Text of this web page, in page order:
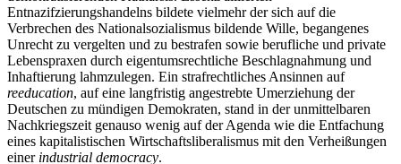
Entnazifzierungshandelns bildete vielmehr der sich auf die
Verbrechen des Nationalsozialismus bildende Wille, begangenes
Unrecht zu vergelten und zu bestrafen sowie berufliche und private
Lebenspraxen durch eigentumsrechtliche Beschlagnahmung und
Inhaftierung lahmzulegen. Ein strafrechtliches Ansinnen auf
reeducation, auf eine langfristig angestrebte Umerziehung der
Deutschen zu mündigen Demokraten, stand in der unmittelbaren
Nachkriegszeit genauso wenig auf der Agenda wie die Entfachung
eines kapitalistischen Wirtschaftsliberalismus mit den Verheißungen
einer industrial democracy.